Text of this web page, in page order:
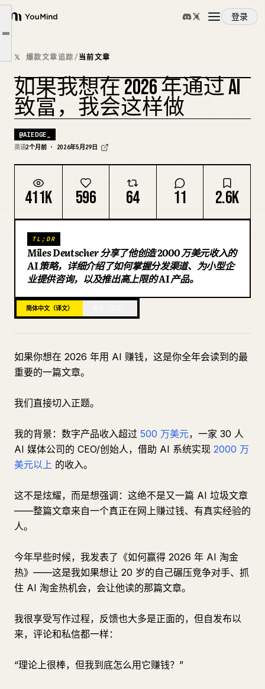
YouMind
登录
概览
使用案例
技能
提示词
定价
下载
博客
更新
路径一：分发玩法
路径三：产品玩法
最后的话
𝕏 爆款文章追踪/当前文章
复刻封面
如果我想在 2026 年通过 AI
致富，我会这样做
@AIEDGE_
英语2个月前 · 2026年5月29日
411K 596 64 11 2.6K
TL;DR
Miles Deutscher 分享了他创造 2000 万美元收入的
AI 策略，详细介绍了如何掌握分发渠道、为小型企
业提供咨询，以及推出高上限的 AI 产品。
简体中文（译文）
如果你想在 2026 年用 AI 赚钱，这是你全年会读到的最
重要的一篇文章。
我们直接切入正题。
我的背景：数字产品收入超过 500 万美元，一家 30 人
AI 媒体公司的 CEO/创始人，借助 AI 系统实现 2000 万
美元以上 的收入。
这不是炫耀，而是想强调：这绝不是又一篇 AI 垃圾文章
——整篇文章来自一个真正在网上赚过钱、有真实经验的
人。
今年早些时候，我发表了《如何赢得 2026 年 AI 淘金
热》——这是我如果想让 20 岁的自己碾压竞争对手、抓
住 AI 淘金热机会，会让他读的那篇文章。
我很享受写作过程，反馈也大多是正面的，但自发布以
来，评论和私信都一样：
“理论上很棒，但我到底怎么用它赚钱？”